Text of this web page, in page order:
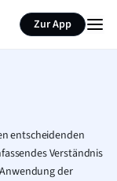
Zur App
entscheidenden
Verständnis
der